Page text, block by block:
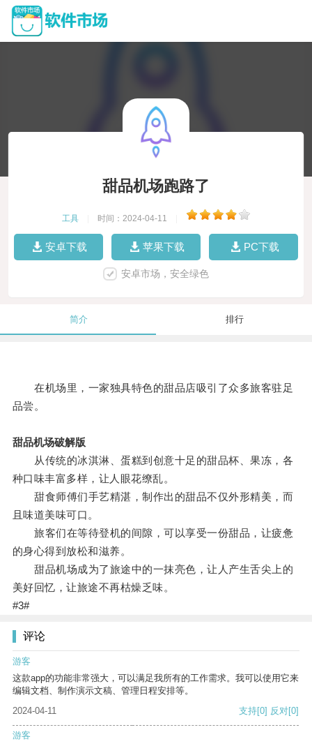
甜品机场跑路了
工具 时间：2024-04-11
安卓下载 苹果下载 PC下载
安卓市场，安全绿色
简介 排行
在机场里，一家独具特色的甜品店吸引了众多旅客驻足
品尝。
甜品机场破解版
从传统的冰淇淋、蛋糕到创意十足的甜品杯、果冻，各
种口味丰富多样，让人眼花缭乱。
甜食师傅们手艺精湛，制作出的甜品不仅外形精美，而
且味道美味可口。
旅客们在等待登机的间隙，可以享受一份甜品，让疲惫
的身心得到放松和滋养。
甜品机场成为了旅途中的一抹亮色，让人产生舌尖上的
美好回忆，让旅途不再枯燥乏味。
#3#
评论
游客
这款app的功能非常强大，可以满足我所有的工作需求。我可以使用它来
编辑文档、制作演示文稿、管理日程安排等。
2024-04-11
支持[0] 反对[0]
游客